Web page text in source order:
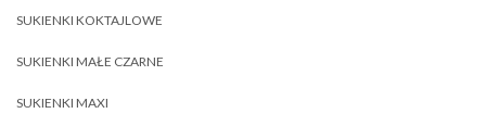
SUKIENKI KOKTAJLOWE
SUKIENKI MAŁE CZARNE
SUKIENKI MAXI